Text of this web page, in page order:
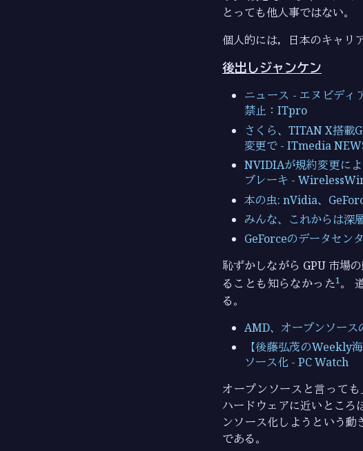
とっても他人事ではない。
個人的には，日本のキャリ
後出しジャンケン
ニュース - エヌビディ
禁止：ITpro
さくら、TITAN X搭載
変更で - ITmedia
NVIDIAが規約変更に
ブレーキ -
本の虫: nVidia、
みんな、これからは深
GeForceのデータセン
恥ずかしながら GPU 市場
ることも知らなかった1。
る。
AMD、オープンソース
【後藤弘茂のWeekly
ソース化 - PC Watch
オープンソースと言って
ハードウェアに近いところ
ンソース化しようという
である。